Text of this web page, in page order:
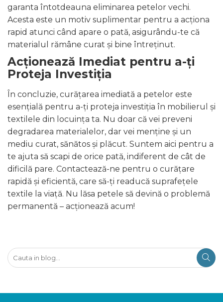
garanta întotdeauna eliminarea petelor vechi.
Acesta este un motiv suplimentar pentru a acționa
rapid atunci când apare o pată, asigurându-te că
materialul rămâne curat și bine întreținut.
Acționează Imediat pentru a-ți
Proteja Investiția
În concluzie, curățarea imediată a petelor este
esențială pentru a-ți proteja investiția în mobilierul și
textilele din locuința ta. Nu doar că vei preveni
degradarea materialelor, dar vei menține și un
mediu curat, sănătos și plăcut. Suntem aici pentru a
te ajuta să scapi de orice pată, indiferent de cât de
dificilă pare. Contactează-ne pentru o curățare
rapidă și eficientă, care să-ți readucă suprafețele
textile la viață. Nu lăsa petele să devină o problemă
permanentă – acționează acum!